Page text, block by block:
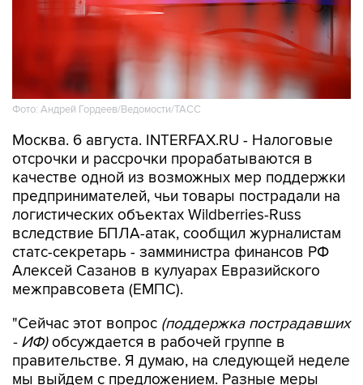
Фото: Андрей Гордеев/Ведомости/ТАСС
Москва. 6 августа. INTERFAX.RU - Налоговые
отсрочки и рассрочки прорабатываются в
качестве одной из возможных мер поддержки
предпринимателей, чьи товары пострадали на
логистических объектах Wildberries-Russ
вследствие БПЛА-атак, сообщил журналистам
статс-секретарь - замминистра финансов РФ
Алексей Сазанов в кулуарах Евразийского
межправсовета (ЕМПС).
"Сейчас этот вопрос (поддержка пострадавших
- ИФ)обсуждается в рабочей группе в
правительстве. Я думаю, на следующей неделе
мы выйдем с предложением. Разные меры